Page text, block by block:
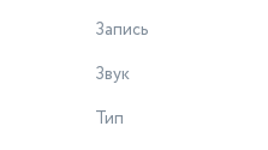
Запись
Звук
Тип